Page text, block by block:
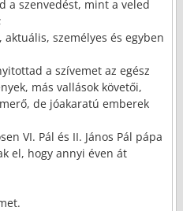
a szenvedést, mint a veled
személyes és egyben
a szívemet az egész
más vallások követői,
de jóakaratú emberek
VI. Pál és II. János Pál pápa
el, hogy annyi éven át